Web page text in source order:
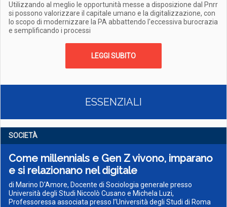
Utilizzando al meglio le opportunità messe a disposizione dal Pnrr
si possono valorizzare il capitale umano e la digitalizzazione, con
lo scopo di modernizzare la PA abbattendo l'eccessiva burocrazia
e semplificando i processi
LEGGI SUBITO
ESSENZIALI
SOCIETÀ
Come millennials e Gen Z vivono, imparano
e si relazionano nel digitale
di Marino D'Amore, Docente di Sociologia generale presso
Università degli Studi Niccolò Cusano e Michela Luzi,
Professoressa associata presso l’Università degli Studi di Roma